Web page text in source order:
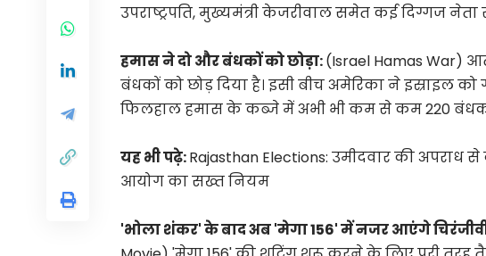
उपराष्ट्रपति, मुख्यमंत्री केजरीवाल समेत कई दिग्गज
हमास ने दो और बंधकों को छोड़ा:(Israel Hamas War)
बंधकों को छोड़ दिया है। इसी बीच अमेरिका ने इस्राइल
फिलहाल हमास के कब्जे में अभी भी कम से कम 220 बंधक
यह भी पढ़े:Rajasthan Elections: उमीदवार की अपराध
आयोग का सख्त नियम
'भोला शंकर' के बाद अब 'मेगा 156' में नजर आएंगे